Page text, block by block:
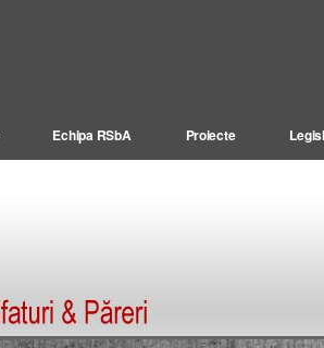
Echipa RSbA Proiecte